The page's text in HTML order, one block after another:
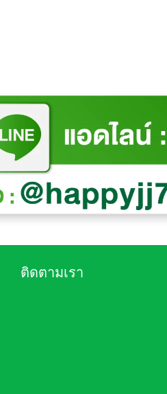
ติดตามเรา